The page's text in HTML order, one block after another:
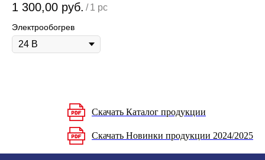
1 300,00 руб. / 1 pc
Электрообогрев
Скачать Каталог продукции
Скачать Новинки продукции 2024/2025